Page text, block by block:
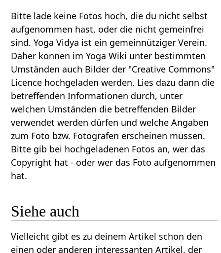
Bitte lade keine Fotos hoch, die du nicht selbst
aufgenommen hast, oder die nicht gemeinfrei
sind. Yoga Vidya ist ein gemeinnütziger Verein.
Daher können im Yoga Wiki unter bestimmten
Umständen auch Bilder der "Creative Commons"
Licence hochgeladen werden. Lies dazu dann die
betreffenden Informationen durch, unter
welchen Umständen die betreffenden Bilder
verwendet werden dürfen und welche Angaben
zum Foto bzw. Fotografen erscheinen müssen.
Bitte gib bei hochgeladenen Fotos an, wer das
Copyright hat - oder wer das Foto aufgenommen
hat.
Siehe auch
Vielleicht gibt es zu deinem Artikel schon den
einen oder anderen interessanten Artikel, der